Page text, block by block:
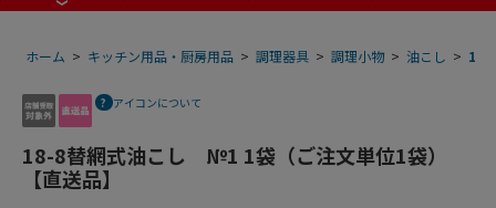
ホーム > キッチン用品・厨房用品 > 調理器具 > 調理小物 > 油こし > 18-
アイコンについて
18-8替網式油こし №1 1袋（ご注文単位1袋）
【直送品】